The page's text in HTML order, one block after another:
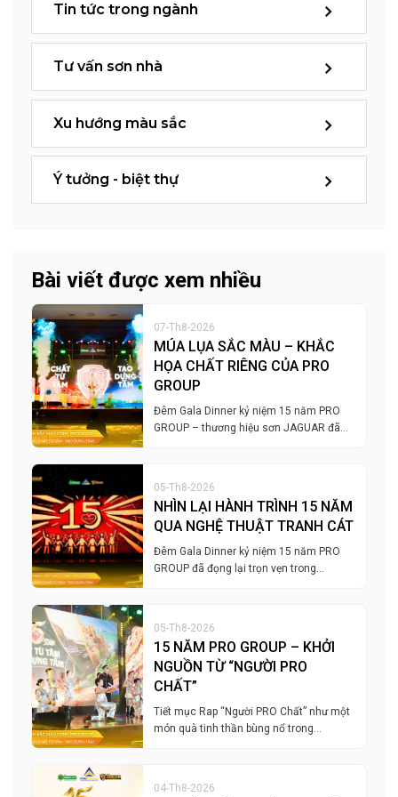
Tin tức trong ngành
Tư vấn sơn nhà
Xu hướng màu sắc
Ý tưởng - biệt thự
Bài viết được xem nhiều
07-Th8-2026
MÚA LỤA SẮC MÀU – KHẮC
HỌA CHẤT RIÊNG CỦA PRO
GROUP
Đêm Gala Dinner kỷ niệm 15 năm PRO
GROUP – thương hiệu sơn JAGUAR đã…
05-Th8-2026
NHÌN LẠI HÀNH TRÌNH 15 NĂM
QUA NGHỆ THUẬT TRANH CÁT
Đêm Gala Dinner kỷ niệm 15 năm PRO
GROUP đã đọng lại trọn vẹn trong…
05-Th8-2026
15 NĂM PRO GROUP – KHỞI
NGUỒN TỪ “NGƯỜI PRO
CHẤT”
Tiết mục Rap “Người PRO Chất” như một
món quà tinh thần bùng nổ trong…
04-Th8-2026